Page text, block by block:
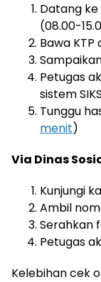
Datang
(08.00-
Bawa KTP
Petugas
sistem
Tunggu
menit)
Via Dinas
Kunjungi
Ambil
Serahkan
Petugas
Kelebihan cek